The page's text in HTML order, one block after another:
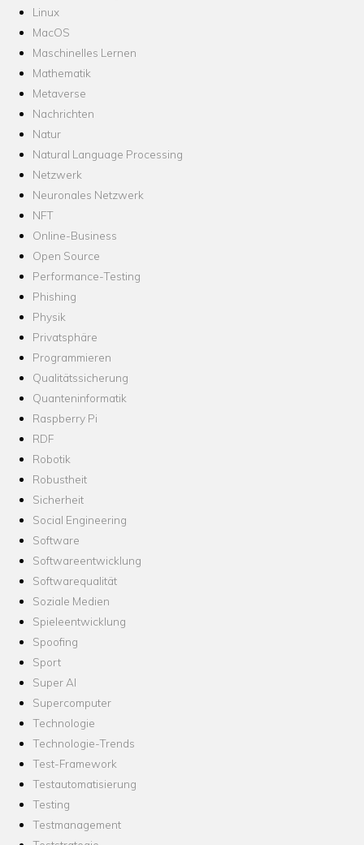
Linux
MacOS
Maschinelles Lernen
Mathematik
Metaverse
Nachrichten
Natur
Natural Language Processing
Netzwerk
Neuronales Netzwerk
NFT
Online-Business
Open Source
Performance-Testing
Phishing
Physik
Privatsphäre
Programmieren
Qualitätssicherung
Quanteninformatik
Raspberry Pi
RDF
Robotik
Robustheit
Sicherheit
Social Engineering
Software
Softwareentwicklung
Softwarequalität
Soziale Medien
Spieleentwicklung
Spoofing
Sport
Super AI
Supercomputer
Technologie
Technologie-Trends
Test-Framework
Testautomatisierung
Testing
Testmanagement